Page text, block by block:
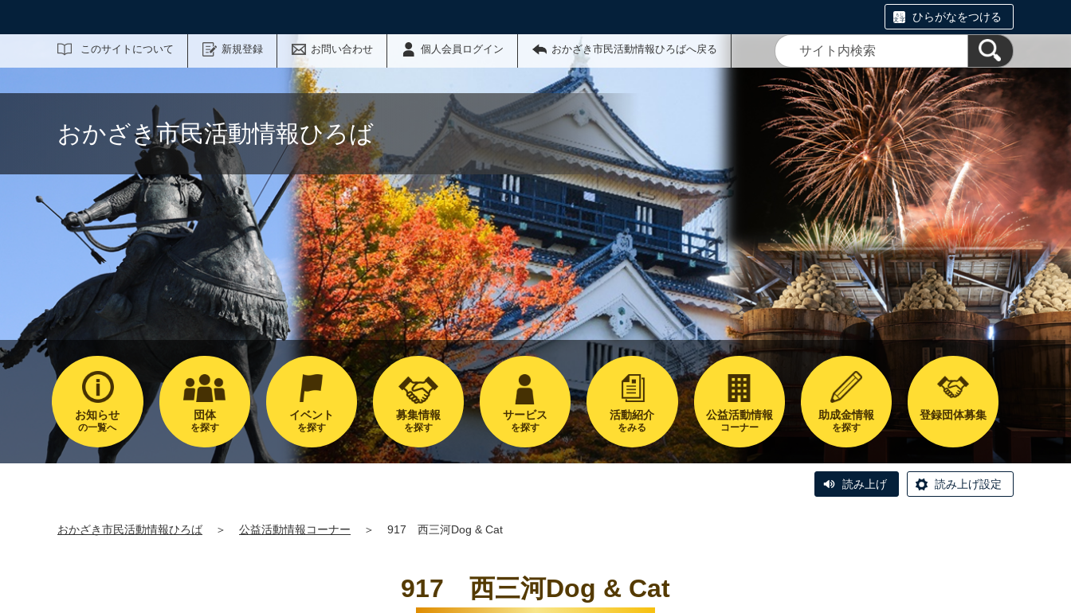
ひらがなをつける
このサイトについて 新規登録 お問い合わせ 個人会員ログイン おかざき市民活動情報ひろばへ戻る
サイト内検索
おかざき市民活動情報ひろば
お知らせ
の一覧へ
団体
を探す
イベント
を探す
募集情報
を探す
サービス
を探す
活動紹介
をみる
公益活動情報
コーナー
助成金情報
を探す
登録団体募集
読み上げ 読み上げ設定
おかざき市民活動情報ひろば ＞ 公益活動情報コーナー ＞ 917 西三河Dog & Cat
917 西三河Dog & Cat